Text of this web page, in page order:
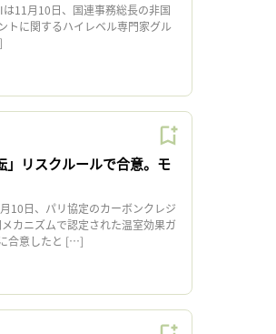
11月10日、国連事務総長の非国
トに関するハイレベル専門家グル
」リスクルールで合意。モ
10日、パリ協定のカーボンクレジ
カニズムで認定された温室効果ガ
合意したと […]